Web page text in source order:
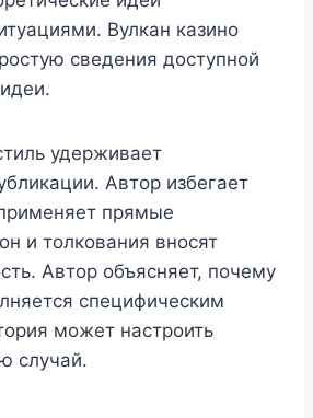
Вулкан казино
сведения доступной
удерживает
Автор избегает
прямые
и толкования вносят
Автор объясняет, почему
специфическим
может настроить
случай.